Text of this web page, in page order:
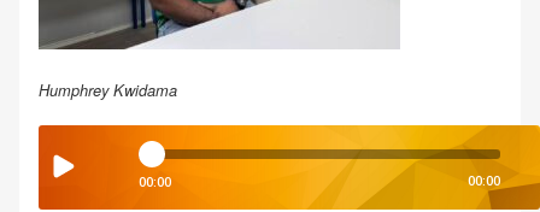
Humphrey Kwidama
00:00 00:00